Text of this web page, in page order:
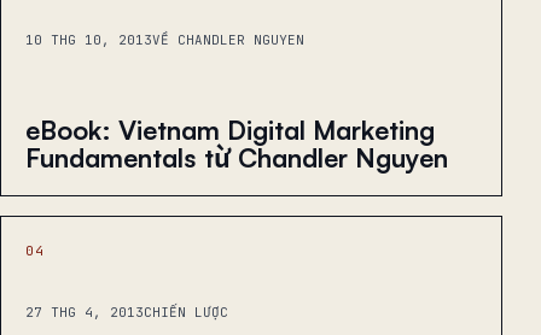
10 THG 10, 2013VỀ CHANDLER NGUYEN
eBook: Vietnam Digital Marketing
Fundamentals từ Chandler Nguyen
04
27 THG 4, 2013CHIẾN LƯỢC